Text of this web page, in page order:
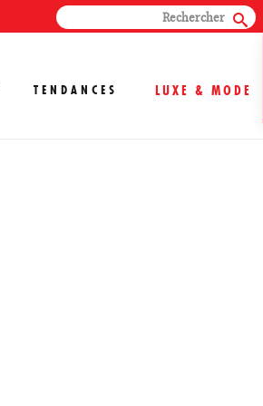
TENDANCES LUXE & MODE